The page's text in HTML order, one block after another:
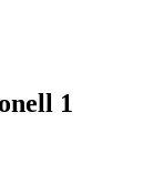
1